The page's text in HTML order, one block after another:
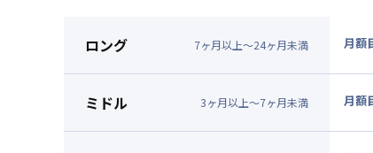
ロング 7ヶ月以上～24ヶ月未満 月額
光
ミドル 3ヶ月以上～7ヶ月未満 月額